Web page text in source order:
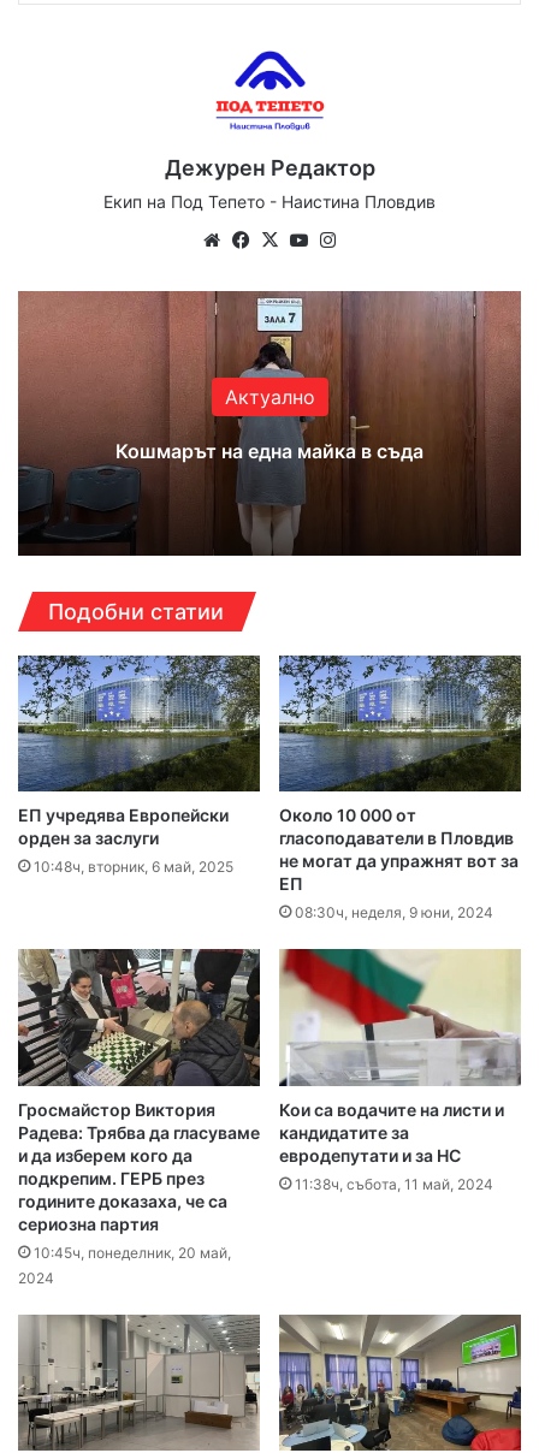
Дежурен Редактор
Екип на Под Тепето - Наистина Пловдив
We
te
Fa
bo
ok
X
Yo
ub
e
ra
Актуално
Кошмарът на една майка в съда
Подобни статии
ЕП учредява Европейски
орден за заслуги
10:48ч, вторник, 6 май, 2025
Около 10 000 от
гласоподаватели в Пловдив
не могат да упражнят вот за
ЕП
08:30ч, неделя, 9 юни, 2024
Гросмайстор Виктория
Радева: Трябва да гласуваме
и да изберем кого да
подкрепим. ГЕРБ през
годините доказаха, че са
сериозна партия
10:45ч, понеделник, 20 май,
2024
Кои са водачите на листи и
кандидатите за
евродепутати и за НС
11:38ч, събота, 11 май, 2024